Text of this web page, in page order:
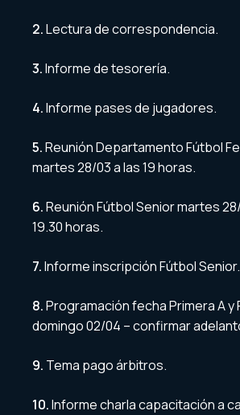
2.Lectura de correspondencia.
3.Informe de tesorería.
4.Informe pases de jugadores.
5.Reunión Departamento Fútbol
martes 28/03 a las 19 horas.
6.Reunión Fútbol Senior martes
19.30 horas.
7.Informe inscripción Fútbol Senior.
8.Programación fecha Primera A y
domingo 02/04 – confirmar
9. Tema pago árbitros.
10.Informe charla capacitación a